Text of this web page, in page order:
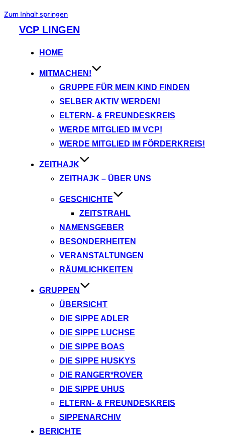
Zum Inhalt springen
VCP LINGEN
HOME
MITMACHEN!
GRUPPE FÜR MEIN KIND FINDEN
SELBER AKTIV WERDEN!
ELTERN- & FREUNDESKREIS
WERDE MITGLIED IM VCP!
WERDE MITGLIED IM FÖRDERKREIS!
ZEITHAJK
ZEITHAJK – ÜBER UNS
GESCHICHTE
ZEITSTRAHL
NAMENSGEBER
BESONDERHEITEN
VERANSTALTUNGEN
RÄUMLICHKEITEN
GRUPPEN
ÜBERSICHT
DIE SIPPE ADLER
DIE SIPPE LUCHSE
DIE SIPPE BOAS
DIE SIPPE HUSKYS
DIE RANGER*ROVER
DIE SIPPE UHUS
ELTERN- & FREUNDESKREIS
SIPPENARCHIV
BERICHTE